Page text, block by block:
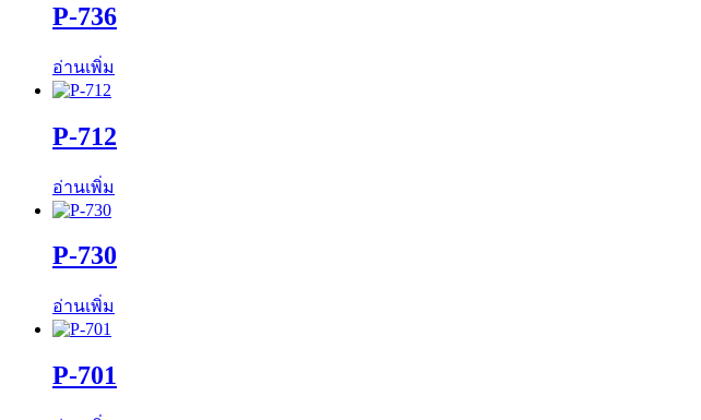
P-736
อ่านเพิ่ม
P-712
อ่านเพิ่ม
P-730
อ่านเพิ่ม
P-701